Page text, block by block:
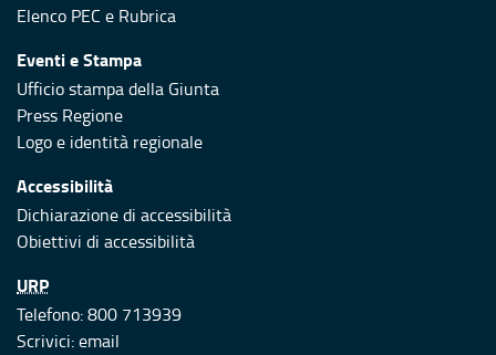
Elenco PEC e Rubrica
Eventi e Stampa
Ufficio stampa della Giunta
Press Regione
Logo e identità regionale
Accessibilità
Dichiarazione di accessibilità
Obiettivi di accessibilità
URP
Telefono: 800 713939
Scrivici:email